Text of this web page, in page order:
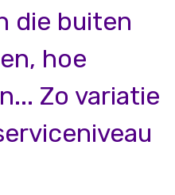
die buiten
hoe
Zo variatie